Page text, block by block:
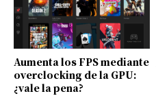
Aumenta los FPS mediante
overclocking de la GPU:
¿vale la pena?